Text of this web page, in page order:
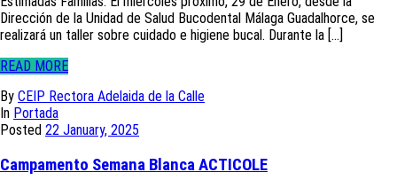
Dirección de la Unidad de Salud Bucodental Málaga Guadalhorce, se
realizará un taller sobre cuidado e higiene bucal. Durante la [...]
READ MORE
By CEIP Rectora Adelaida de la Calle
In Portada
Posted 22 January, 2025
Campamento Semana Blanca ACTICOLE